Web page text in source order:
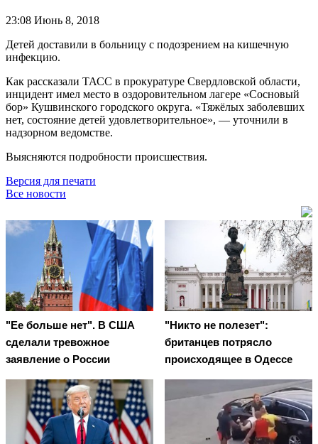
23:08 Июнь 8, 2018
Детей доставили в больницу с подозрением на кишечную
инфекцию.
Как рассказали ТАСС в прокуратуре Свердловской области,
инцидент имел место в оздоровительном лагере «Сосновый
бор» Кушвинского городского округа. «Тяжёлых заболевших
нет, состояние детей удовлетворительное», — уточнили в
надзорном ведомстве.
Выясняются подробности происшествия.
Версия для печати
Все новости
"Ее больше нет". В США
сделали тревожное
заявление о России
"Никто не полезет":
британцев потрясло
происходящее в Одессе